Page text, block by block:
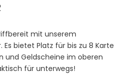
mit unserem
bietet Platz für bis zu 8
und Geldscheine im oberen
für unterwegs!